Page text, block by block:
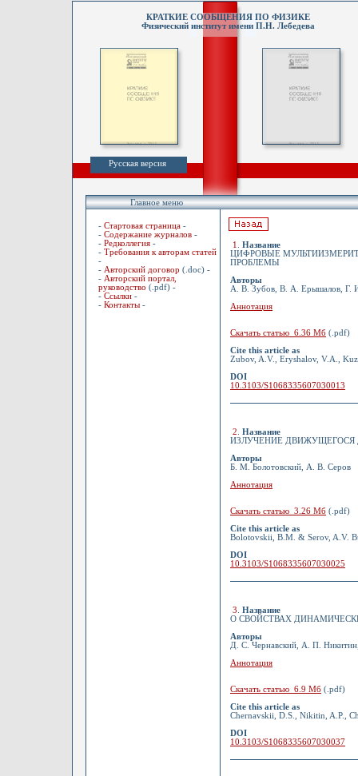
КРАТКИЕ СООБЩЕНИЯ ПО ФИЗИКЕ
Физический институт имени П.Н. Лебедева
Русская версия
Главное меню
- Стартовая страница -
- Содержание журналов -
- Редколлегия -
- Требования к авторам статей
-
- Авторский договор (.doc) -
- Авторский портал,
руководство (.pdf) -
- Ссылки -
- Контакты -
1
Название
ЦИФРОВЫЕ
ПРОБЛЕМЫ
Авторы
А. В. Зубов, В. А. Ерышалов, Г.
Аннотация
Скачать статью 6.36 Мб (.pdf)
Cite this article as
Zubov, A.V., Eryshalov, V.A.,
DOI
10.3103/S1068335607030013
2
Название
ИЗЛУЧЕНИЕ ДВИЖУЩЕГОСЯ
Авторы
Б. М. Болотовский, А. В. Серов
Аннотация
Скачать статью 3.26 Мб (.pdf)
Cite this article as
Bolotovskii, B.M. & Serov, A.V.
DOI
10.3103/S1068335607030025
3
Название
О СВОЙСТВАХ
Авторы
Д. С. Чернавский, А. П.
Аннотация
Скачать статью 6.9 Мб (.pdf)
Cite this article as
Chernavskii, D.S., Nikitin, A.P.,
DOI
10.3103/S1068335607030037